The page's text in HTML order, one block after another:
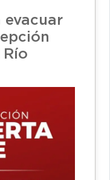
evacuar
Río